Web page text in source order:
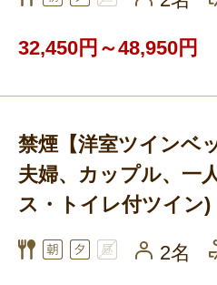
32,450円～48,950円
禁煙【洋室ツインベ
夫婦、カップル、一
ス・トイレ付ツイン)
2名